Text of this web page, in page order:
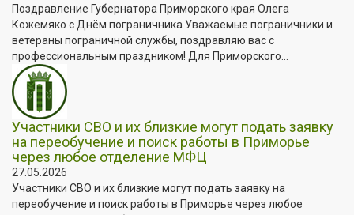
Поздравление Губернатора Приморского края Олега
Кожемяко с Днём пограничника Уважаемые пограничники и
ветераны пограничной службы, поздравляю вас с
профессиональным праздником! Для Приморского...
Участники СВО и их близкие могут подать заявку
на переобучение и поиск работы в Приморье
через любое отделение МФЦ
27.05.2026
Участники СВО и их близкие могут подать заявку на
переобучение и поиск работы в Приморье через любое